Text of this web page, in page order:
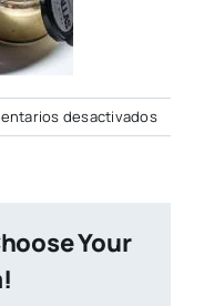
desactivadosen
Your